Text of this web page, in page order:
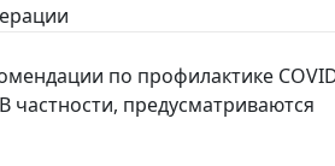
по профилактике
частности, предусматриваются